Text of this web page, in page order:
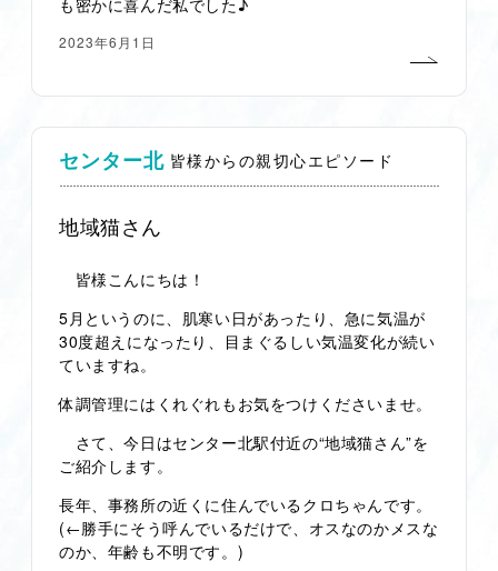
2023年6月1日
センター北 皆様からの親切心エピソード
地域猫さん
皆様こんにちは！
5月というのに、肌寒い日があったり、急に気温が
30度超えになったり、目まぐるしい気温変化が続い
ていますね。
体調管理にはくれぐれもお気をつけくださいませ。
さて、今日はセンター北駅付近の“地域猫さん”を
ご紹介します。
長年、事務所の近くに住んでいるクロちゃんです。
(←勝手にそう呼んでいるだけで、オスなのかメスな
のか、年齢も不明です。)